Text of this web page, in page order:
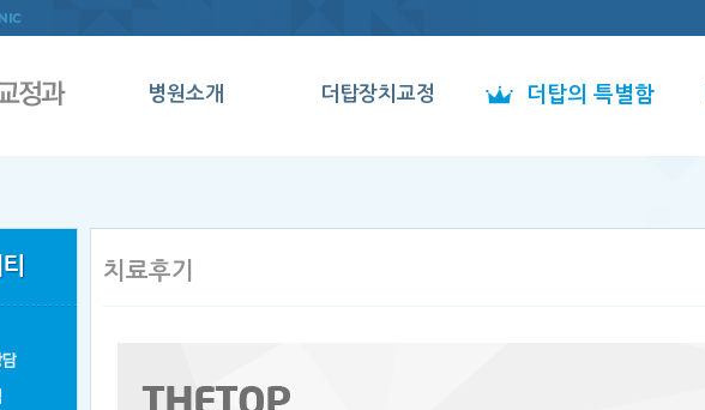
병원소개 더탑장치교정 더탑의 특별함
오시는길
치료후기